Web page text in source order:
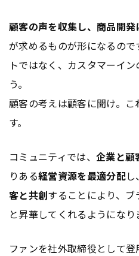
顧客の声を収集し、商品開発
が求めるものが形になるの
トではなく、カスタマーイ
う。
顧客の考えは顧客に聞け。
す。
コミュニティでは、 企業と顧
りある経営資源を最適分配し
客と共創することにより、
と昇華してくれるようになり
ファンを社外取締役として